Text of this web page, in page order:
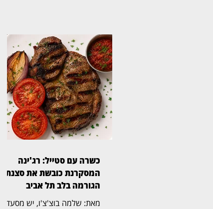
כשרה עם סטייל: רג'ינה
המסקרנת כובשת את סצנת
הגורמה בלב תל אביב
מאת: שלמה בוצ'צ'ו, יש מסעדות